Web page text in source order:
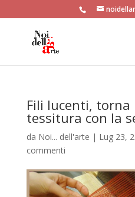
Fili lucenti, torna
tessitura con la
da Noi... dell'arte | Lug 23,
commenti